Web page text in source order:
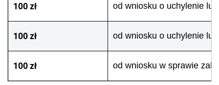
100 zł od wniosku o uchylenie
100 zł od wniosku o uchylenie
100 zł od wniosku w sprawie